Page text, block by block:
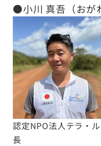
●小川 真吾（おが
認定NPO法人テラ・
長